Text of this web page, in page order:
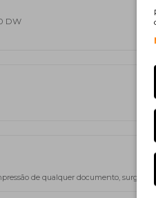
DW
de qualquer documento, surge